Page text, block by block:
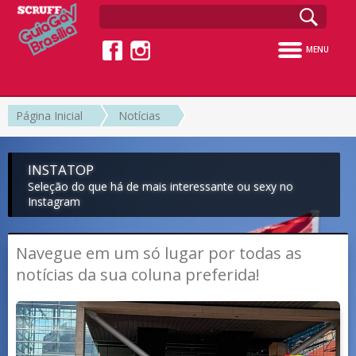
MENU
Página Inicial Notícias
INSTATOP
Seleção do que há de mais interessante ou sexy no
Instagram
Navegue em um só lugar por todas as
notícias da sua coluna preferida!